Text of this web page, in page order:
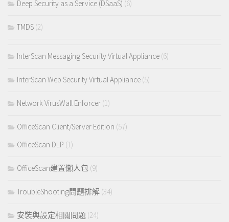
Deep Security as a Service (DSaaS) (6)
TMDS (2)
InterScan Messaging Security Virtual Appliance (6)
InterScan Web Security Virtual Appliance (5)
Network VirusWall Enforcer (1)
OfficeScan Client/Server Edition (57)
OfficeScan DLP (1)
OfficeScan建置懶人包 (9)
TroubleShooting問題排解 (34)
安裝與設定相關問題 (24)